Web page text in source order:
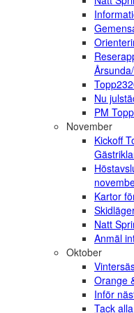
Nu
PM
November
Kickoff
Kartor
Natt
Anmäl
Oktober
Orange
Inför
Tack